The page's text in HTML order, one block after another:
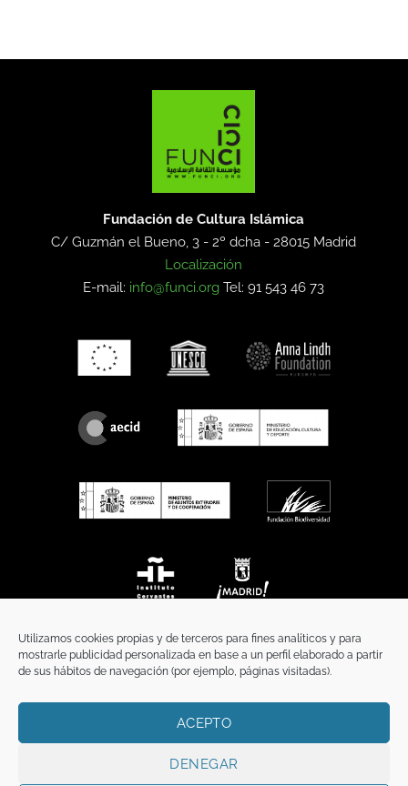
Utilizamos cookies propias y de terceros para fines analíticos y para
mostrarle publicidad personalizada en base a un perfil elaborado a partir
de sus hábitos de navegación (por ejemplo, páginas visitadas).
ACEPTO
DENEGAR
Fundación de Cultura Islámica
C/ Guzmán el Bueno, 3 - 2º dcha -28015 Madrid
Localización
E-mail: info@funci.org Tel: 91 543 46 73
TÉRMINOS Y CONDICIONES